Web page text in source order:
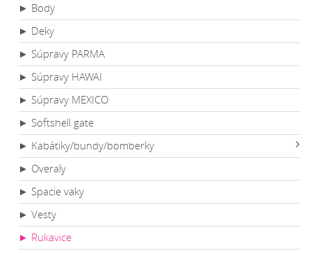
► Body
► Deky
► Súpravy PARMA
► Súpravy HAWAI
► Súpravy MEXICO
► Softshell gate
► Kabátiky/bundy/bomberky
► Overaly
► Spacie vaky
► Vesty
► Rukavice